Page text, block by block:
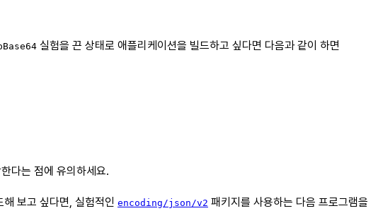
실험을 끈 상태로 애플리케이션을 빌드하고 싶다면 다음과 같이 하면
다는 점에 유의하세요.
보고 싶다면, 실험적인 encoding/json/v2 패키지를 사용하는 다음 프로그램을